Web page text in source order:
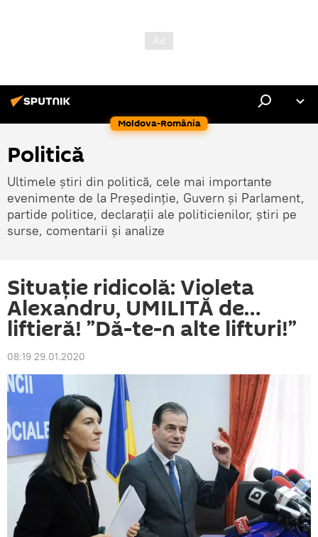
Moldova-România
Politică
Ultimele știri din politică, cele mai importante
evenimente de la Președinție, Guvern și Parlament,
partide politice, declarații ale politicienilor, știri pe
surse, comentarii și analize
Situație ridicolă: Violeta
Alexandru, UMILITĂ de…
liftieră! ”Dă-te-n alte lifturi!”
08:19 29.01.2020